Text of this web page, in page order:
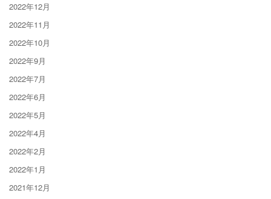
2022年12月
2022年11月
2022年10月
2022年9月
2022年7月
2022年6月
2022年5月
2022年4月
2022年2月
2022年1月
2021年12月